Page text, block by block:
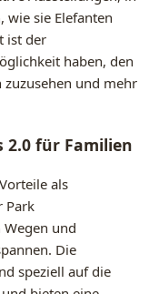
wie sie Elefanten
ist der
haben, den
und mehr
2.0 für Familien
als
Park
und
Die
speziell auf die